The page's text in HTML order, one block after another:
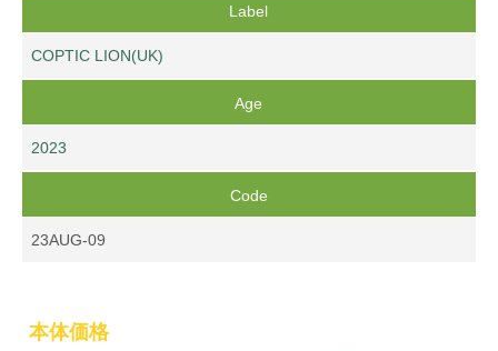
Label
COPTIC LION(UK)
Age
2023
Code
23AUG-09
本体価格